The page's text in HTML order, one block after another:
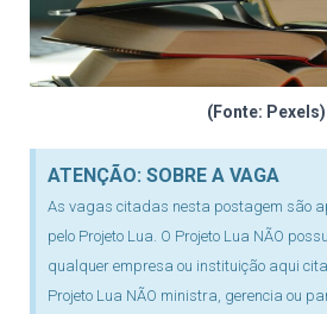
(Fonte: Pexels)
ATENÇÃO: SOBRE A VAGA
As vagas citadas nesta postagem são
pelo Projeto Lua. O Projeto Lua NÃO
qualquer empresa ou instituição aqui
Projeto Lua NÃO ministra, gerencia ou